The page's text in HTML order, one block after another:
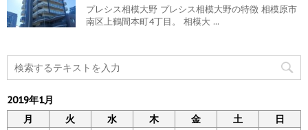
プレシス相模大野 プレシス相模大野の特徴 相模原市
南区上鶴間本町4丁目。 相模大 ...
2019年1月
月
火 水 木 金 土 日